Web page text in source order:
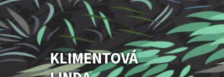
KLIMENTOVÁ